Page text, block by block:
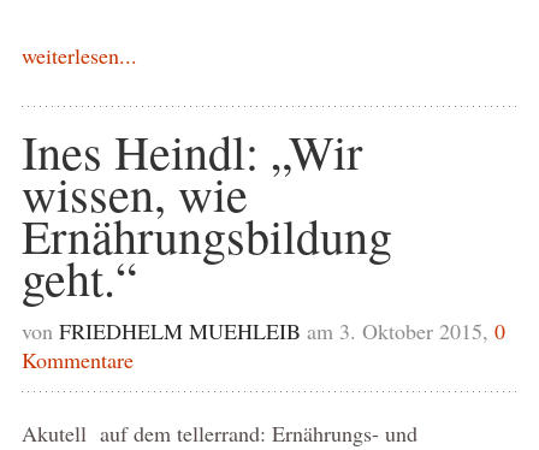
weiterlesen...
Ines Heindl: „Wir
wissen, wie
Ernährungsbildung
geht.“
von FRIEDHELM MUEHLEIB am 3. Oktober 2015, 0
Kommentare
Akutell auf dem tellerrand: Ernährungs- und